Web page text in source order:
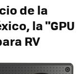
de la
la "GPU
RV